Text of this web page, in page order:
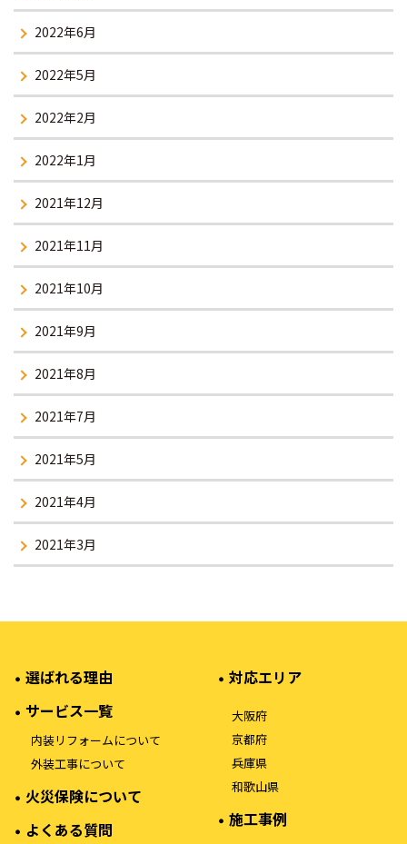
2022年6月
2022年5月
2022年2月
2022年1月
2021年12月
2021年11月
2021年10月
2021年9月
2021年8月
2021年7月
2021年5月
2021年4月
2021年3月
選ばれる理由
サービス一覧
内装リフォームについて
外装工事について
火災保険について
よくある質問
対応エリア
大阪府
京都府
兵庫県
和歌山県
施工事例